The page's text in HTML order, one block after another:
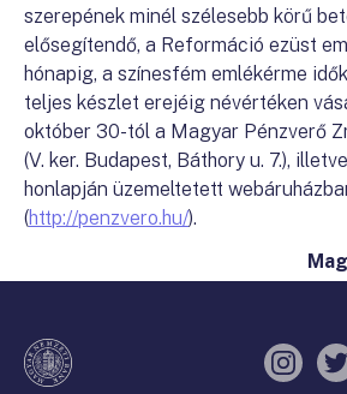
szerepének minél szélesebb körű
elősegítendő, a Reformáció ezüst
hónapig, a színesfém emlékérme
teljes készlet erejéig névértéken
október 30-tól a Magyar Pénzverő
(V. ker. Budapest, Báthory u. 7.),
honlapján üzemeltetett
(http://penzvero.hu/).